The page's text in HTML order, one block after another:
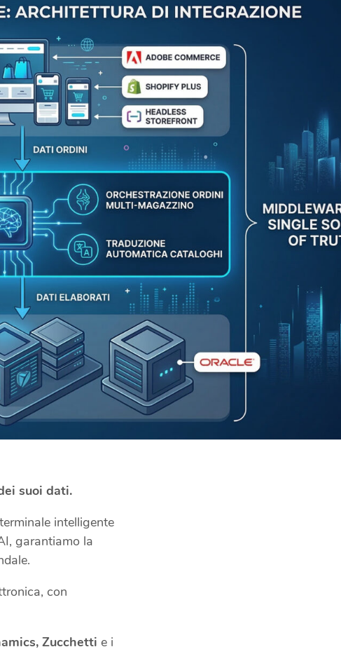
suoi dati.
intelligente
garantiamo la
con
Zucchetti e i